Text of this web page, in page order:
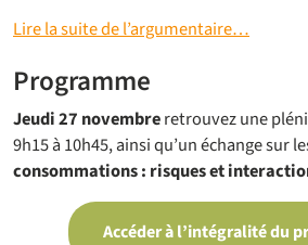
Lire la suite de l’argumentaire…
Programme
Jeudi 27 novembreretrouvez une
9h15 à 10h45, ainsi qu’un échange sur
consommations : risques et
Accéder à l’intégralité du